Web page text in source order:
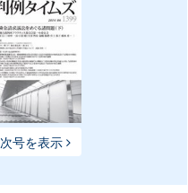
次号を表示